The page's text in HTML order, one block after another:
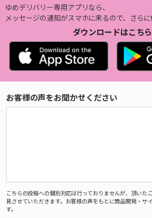
ゆめデリバリー専用アプリなら、
メッセージの通知がスマホに来るので、さらに
ダウンロードはこちら
お客様の声をお聞かせください
こちらの投稿への個別対応は行っておりませんが、頂いた
見させていただきます。お客様の声をもとに商品開発・サ
す。